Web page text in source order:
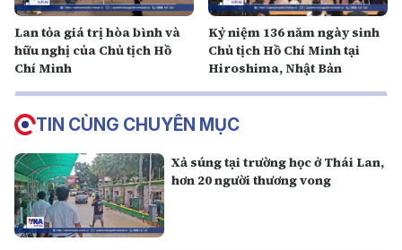
Lan tỏa giá trị hòa bình và
hữu nghị của Chủ tịch Hồ
Chí Minh
Kỷ niệm 136 năm ngày sinh
Chủ tịch Hồ Chí Minh tại
Hiroshima, Nhật Bản
TIN CÙNG CHUYÊN MỤC
Xả súng tại trường học ở Thái Lan,
hơn 20 người thương vong